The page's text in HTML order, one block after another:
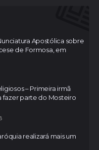
Apostólica sobre
de Formosa, em
– Primeira irmã
fazer parte do Mosteiro
realizará mais um